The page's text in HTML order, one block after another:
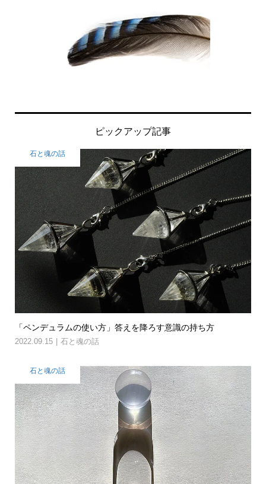
ピックアップ記事
石と魂の話
「ペンデュラムの使い方」答えを降ろす意識の持ち方
2022.09.15 石と魂の話
石と魂の話